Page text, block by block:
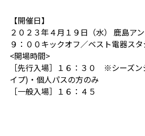
【開催日】
２０２３年４月１９日（水） 鹿島ア
９：００キックオフ／ベスト電器スタ
<開場時間>
［先行入場］１６：３０ ※シーズン
イプ)・個人パスの方のみ
［一般入場］１６：４５